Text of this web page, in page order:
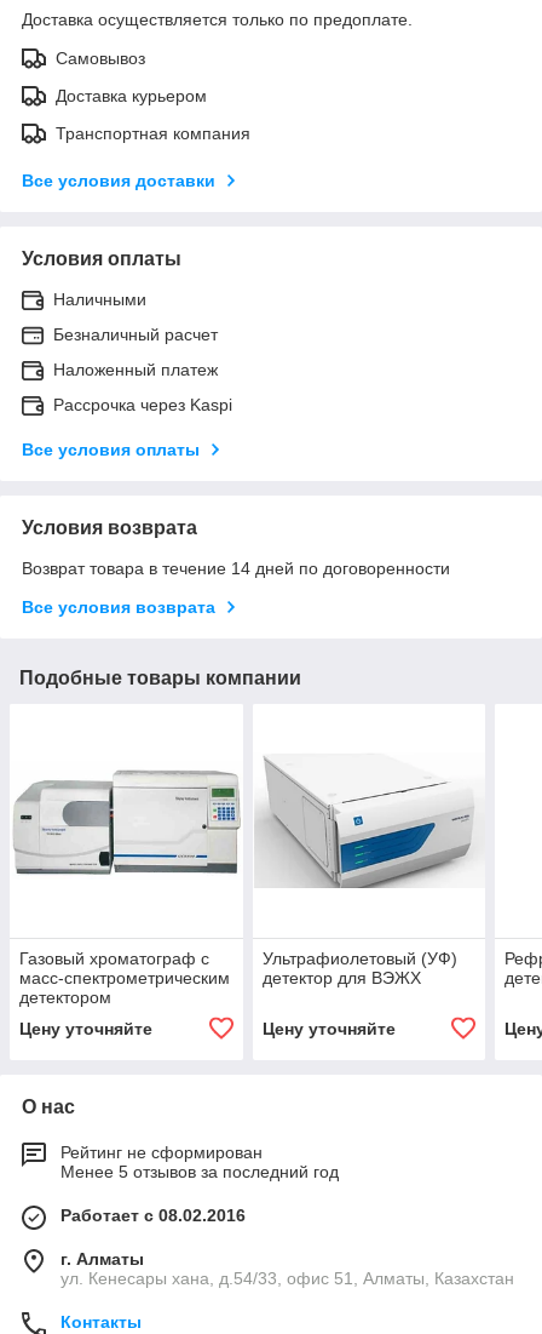
Доставка осуществляется только по предоплате.
Самовывоз
Доставка курьером
Транспортная компания
Все условия доставки
Условия оплаты
Наличными
Безналичный расчет
Наложенный платеж
Рассрочка через Kaspi
Все условия оплаты
Условия возврата
Возврат товара в течение 14 дней по договоренности
Все условия возврата
Подобные товары компании
Газовый хроматограф с
масс-спектрометрическим
детектором
Цену уточняйте
Ультрафиолетовый (УФ)
детектор для ВЭЖХ
Цену уточняйте
О нас
Рейтинг не сформирован
Менее 5 отзывов за последний год
Работает с 08.02.2016
г. Алматы
ул. Кенесары хана, д.54/33, офис 51, Алматы, Казахстан
Контакты